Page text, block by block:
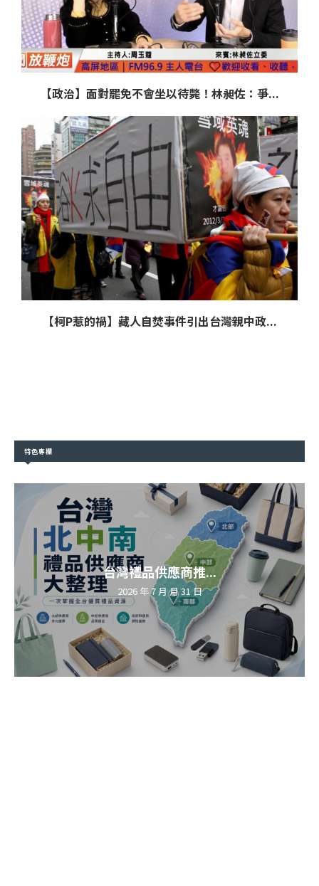
【政治】面對罷免不會坐以待斃！林昶佐：爭...
【柯P惹的禍】藏人自焚事件引出台灣親中政...
特色專欄
台灣禮品供應商推...
2026 年 7 月 月 31 日